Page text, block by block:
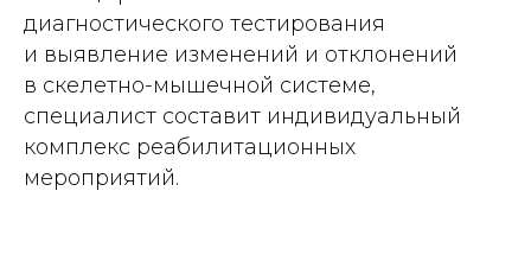
диагностического тестирования
и выявление изменений и отклонений
в скелетно-мышечной системе,
специалист составит индивидуальный
комплекс реабилитационных
мероприятий.